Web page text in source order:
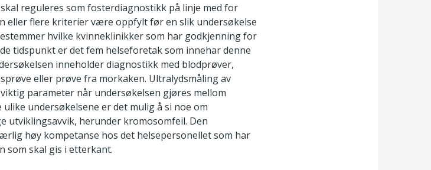
reguleres som fosterdiagnostikk på linje med for
eller flere kriterier være oppfylt før en slik undersøkelse
hvilke kvinneklinikker som har godkjenning for
tidspunkt er det fem helseforetak som innehar denne
inneholder diagnostikk med blodprøver,
eller prøve fra morkaken. Ultralydsmåling av
parameter når undersøkelsen gjøres mellom
undersøkelsene er det mulig å si noe om
utviklingsavvik, herunder kromosomfeil. Den
høy kompetanse hos det helsepersonellet som har
som skal gis i etterkant.